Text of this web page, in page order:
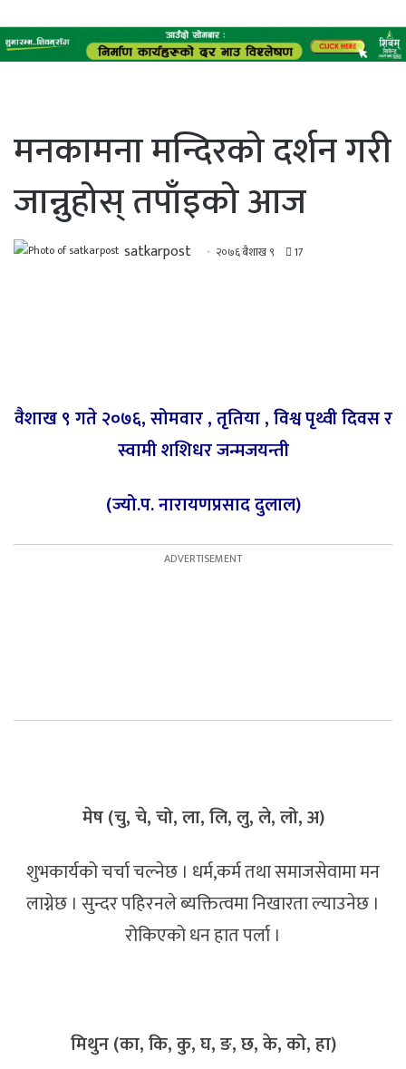
मनकामना मन्दिरको दर्शन गरी
जान्नुहोस् तपाँइको आज
satkarpost २०७६ बैशाख ९ 17
वैशाख ९ गते २०७६, सोमवार , तृतिया , विश्व पृथ्वी दिवस र
स्वामी शशिधर जन्मजयन्ती
(ज्यो.प. नारायणप्रसाद दुलाल)
मेष (चु, चे, चो, ला, लि, लु, ले, लो, अ)
शुभकार्यको चर्चा चल्नेछ । धर्म,कर्म तथा समाजसेवामा मन
लाग्नेछ । सुन्दर पहिरनले ब्यक्तित्वमा निखारता ल्याउनेछ ।
रोकिएको धन हात पर्ला ।
मिथुन (का, कि, कु, घ, ङ, छ, के, को, हा)